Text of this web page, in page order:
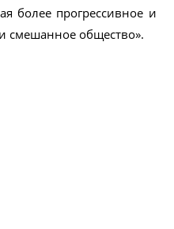
более прогрессивное и
смешанное общество».